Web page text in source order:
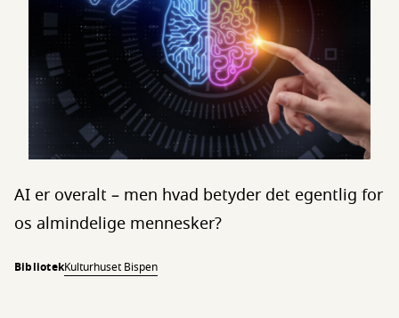
AI er overalt – men hvad betyder det egentlig for
os almindelige mennesker?
BibliotekKulturhuset Bispen